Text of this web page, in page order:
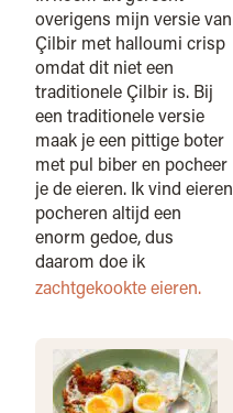
overigens mijn versie van
Çilbir met halloumi crisp
omdat dit niet een
traditionele Çilbir is. Bij
een traditionele versie
maak je een pittige boter
met pul biber en pocheer
je de eieren. Ik vind eieren
pocheren altijd een
enorm gedoe, dus
daarom doe ik
zachtgekookte eieren.